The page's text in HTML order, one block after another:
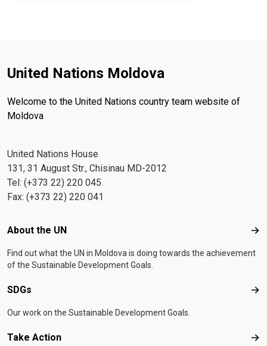
United Nations Moldova
Welcome to the United Nations country team website of
Moldova
United Nations House
131, 31 August Str., Chisinau MD-2012
Tel: (+373 22) 220 045
Fax: (+373 22) 220 041
Footer menu
About the UN
Find out what the UN in Moldova is doing towards the achievement
of the Sustainable Development Goals.
SDGs
Our work on the Sustainable Development Goals.
Take Action